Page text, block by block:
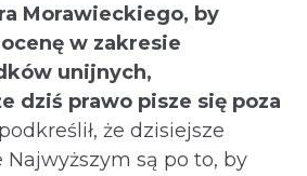
Morawieckiego, by
w zakresie
unijnych,
dziś prawo pisze się poza
że dzisiejsze
są po to, by